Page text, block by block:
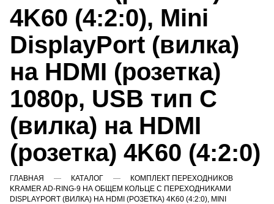
4K60 (4:2:0), Mini
DisplayPort (вилка)
на HDMI (розетка)
1080p, USB тип C
(вилка) на HDMI
(розетка) 4K60 (4:2:0)
ГЛАВНАЯ КАТАЛОГ
КОМПЛЕКТ ПЕРЕХОДНИКОВ
KRAMER AD-RING-9 НА ОБЩЕМ КОЛЬЦЕ С ПЕРЕХОДНИКАМИ
DISPLAYPORT (ВИЛКА) НА HDMI (РОЗЕТКА) 4K60 (4:2:0), MINI